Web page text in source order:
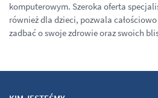
komputerowym. Szeroka oferta
również dla dzieci, pozwala
zadbać o swoje zdrowie oraz swoich